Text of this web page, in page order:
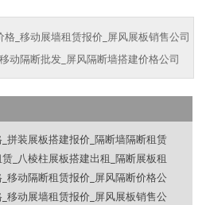
_移动展墙租赁报价_屏风展板销售公司
动隔断批发_屏风隔断墙搭建价格公司
拼装展板搭建报价_隔断墙隔断租赁
_八棱柱展板搭建出租_隔断展板租
移动隔断租赁报价_屏风隔断价格公
移动展墙租赁报价_屏风展板销售公